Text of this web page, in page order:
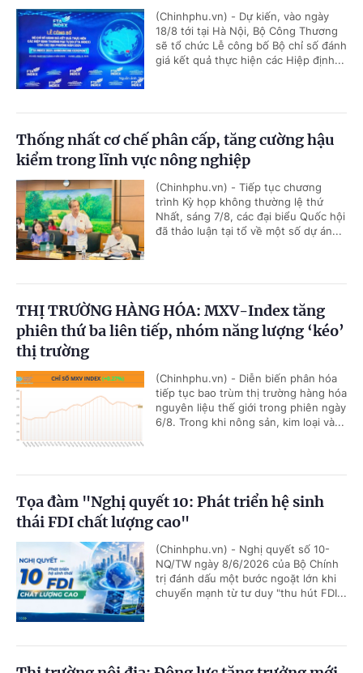
(Chinhphu.vn) - Dự kiến, vào ngày
18/8 tới tại Hà Nội, Bộ Công Thương
sẽ tổ chức Lễ công bố Bộ chỉ số đánh
giá kết quả thực hiện các Hiệp định...
Thống nhất cơ chế phân cấp, tăng cường hậu
kiểm trong lĩnh vực nông nghiệp
(Chinhphu.vn) - Tiếp tục chương
trình Kỳ họp không thường lệ thứ
Nhất, sáng 7/8, các đại biểu Quốc hội
đã thảo luận tại tổ về một số dự án...
THỊ TRƯỜNG HÀNG HÓA: MXV-Index tăng
phiên thứ ba liên tiếp, nhóm năng lượng ‘kéo’
thị trường
(Chinhphu.vn) - Diễn biến phân hóa
tiếp tục bao trùm thị trường hàng hóa
nguyên liệu thế giới trong phiên ngày
6/8. Trong khi nông sản, kim loại và...
Tọa đàm "Nghị quyết 10: Phát triển hệ sinh
thái FDI chất lượng cao"
(Chinhphu.vn) - Nghị quyết số 10-
NQ/TW ngày 8/6/2026 của Bộ Chính
trị đánh dấu một bước ngoặt lớn khi
chuyển mạnh từ tư duy "thu hút FDI...